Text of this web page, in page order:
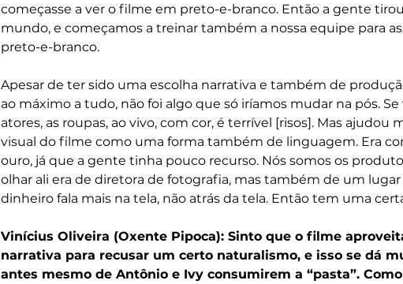
começasse a ver o filme em preto-e-branco. Então a gente
mundo, e começamos a treinar também a nossa equipe para
preto-e-branco.
Apesar de ter sido uma escolha narrativa e também de
ao máximo a tudo, não foi algo que só iríamos mudar na pós.
atores, as roupas, ao vivo, com cor, é terrível [risos]. Mas ajudou
visual do filme como uma forma também de linguagem. Era
ouro, já que a gente tinha pouco recurso. Nós somos os
olhar ali era de diretora de fotografia, mas também de um
dinheiro fala mais na tela, não atrás da tela. Então tem uma
Vinícius Oliveira (Oxente Pipoca): Sinto que o filme
narrativa para recusar um certo naturalismo, e isso se dá
antes mesmo de Antônio e Ivy consumirem a “pasta”.